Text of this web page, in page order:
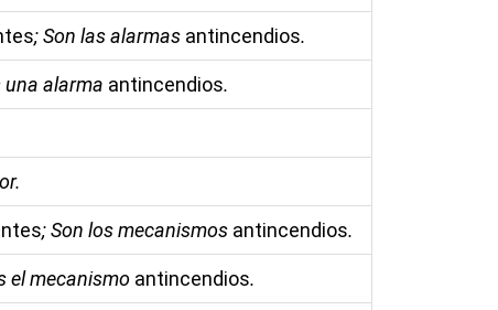
; Son las alarmas antincendios.
una alarma antincendios.
; Son los mecanismos antincendios.
el mecanismo antincendios.